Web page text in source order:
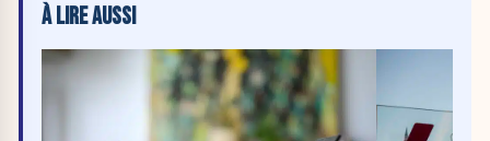
À LIRE AUSSI